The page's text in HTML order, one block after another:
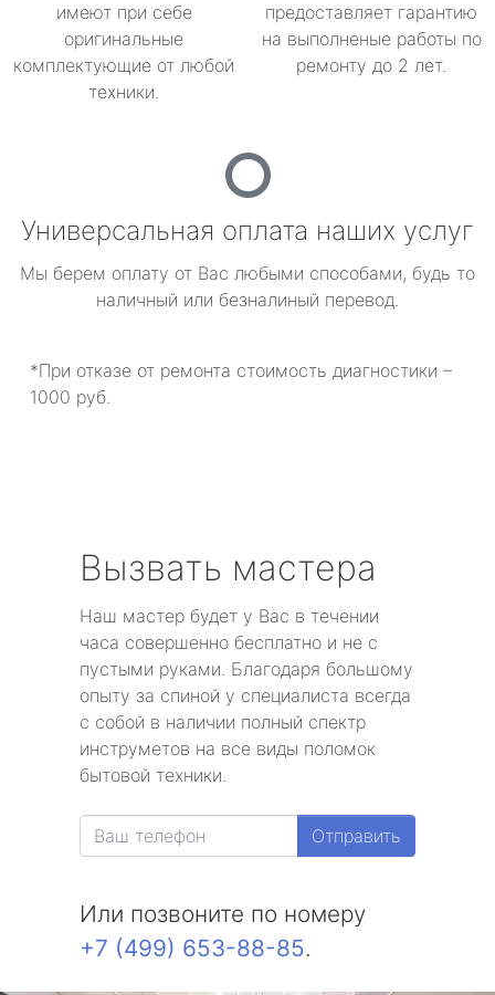
имеют при себе
оригинальные
комплектующие от любой
техники.
предоставляет гарантию
на выполненые работы по
ремонту до 2 лет.
Универсальная оплата наших услуг
Мы берем оплату от Вас любыми способами, будь то
наличный или безналиный перевод.
*При отказе от ремонта стоимость диагностики –
1000 руб.
Вызвать мастера
Наш мастер будет у Вас в течении
часа совершенно бесплатно и не с
пустыми руками. Благодаря большому
опыту за спиной у специалиста всегда
с собой в наличии полный спектр
инструметов на все виды поломок
бытовой техники.
Отправить
Или позвоните по номеру
+7 (499) 653-88-85.